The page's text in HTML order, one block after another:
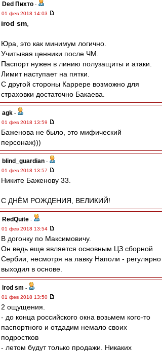
Ded Пихто -
01 фев 2018 14:03
irod sm
Юра, это как минимум логично.
Учитывая ценники после ЧМ.
Паспорт нужен в линию полузащиты и атаки.
Лимит наступает на пятки.
С другой стороны Каррере возможно для
страховки достаточно Бакаева.
agk -
01 фев 2018 13:59
Баженова не было, это мифический
персонаж)))
blind_guardian -
01 фев 2018 13:57
Никите Баженову 33.
С ДНЁМ РОЖДЕНИЯ, ВЕЛИКИЙ!
RedQuite -
01 фев 2018 13:54
В догонку по Максимовичу.
Он ведь еще является основным ЦЗ сборной
Сербии, несмотря на лавку Наполи - регулярно
выходил в основе.
irod sm -
01 фев 2018 13:50
2 ощущения.
- до конца российского окна возьмем кого-то
паспортного и отдадим немало своих
подростков
- летом будут только продажи. Никаких